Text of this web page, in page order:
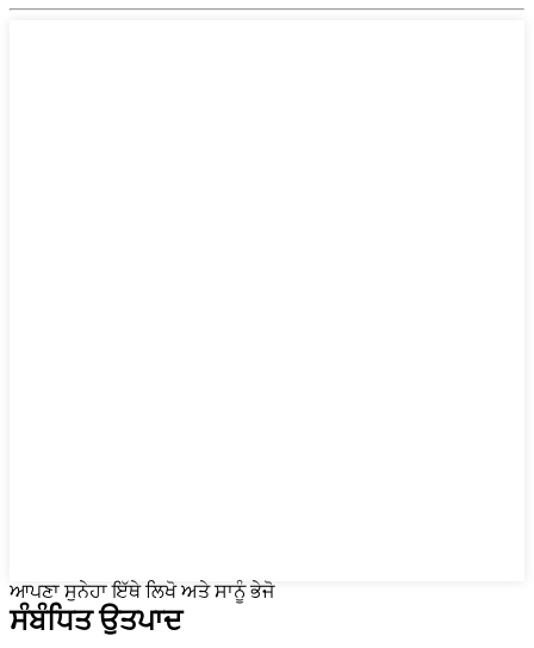
ਆਪਣਾ ਸੁਨੇਹਾ ਇੱਥੇ ਲਿਖੋ ਅਤੇ ਸਾਨੂੰ ਭੇਜੋ
ਸੰਬੰਧਿਤ ਉਤਪਾਦ